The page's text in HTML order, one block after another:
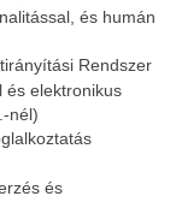
és humán
Rendszer
és elektronikus
nél)
és